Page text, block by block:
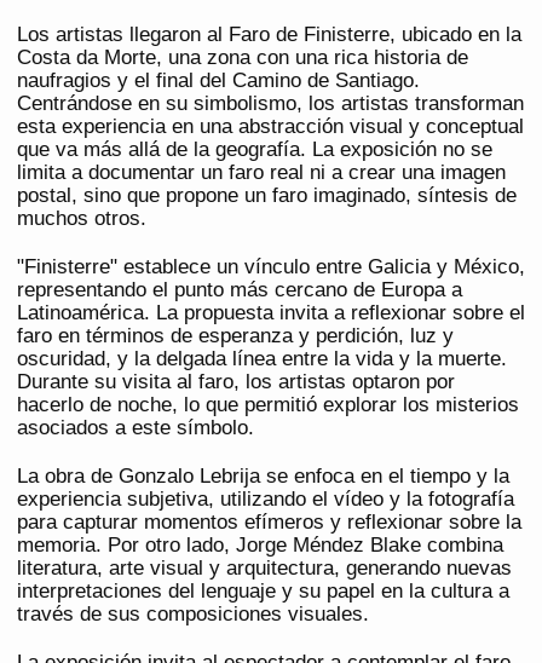
Los artistas llegaron al Faro de Finisterre, ubicado en la
Costa da Morte, una zona con una rica historia de
naufragios y el final del Camino de Santiago.
Centrándose en su simbolismo, los artistas transforman
esta experiencia en una abstracción visual y conceptual
que va más allá de la geografía. La exposición no se
limita a documentar un faro real ni a crear una imagen
postal, sino que propone un faro imaginado, síntesis de
muchos otros.
"Finisterre" establece un vínculo entre Galicia y México,
representando el punto más cercano de Europa a
Latinoamérica. La propuesta invita a reflexionar sobre el
faro en términos de esperanza y perdición, luz y
oscuridad, y la delgada línea entre la vida y la muerte.
Durante su visita al faro, los artistas optaron por
hacerlo de noche, lo que permitió explorar los misterios
asociados a este símbolo.
La obra de Gonzalo Lebrija se enfoca en el tiempo y la
experiencia subjetiva, utilizando el vídeo y la fotografía
para capturar momentos efímeros y reflexionar sobre la
memoria. Por otro lado, Jorge Méndez Blake combina
literatura, arte visual y arquitectura, generando nuevas
interpretaciones del lenguaje y su papel en la cultura a
través de sus composiciones visuales.